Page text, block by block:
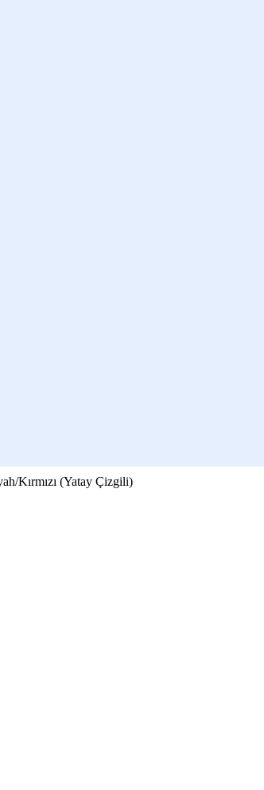
Kırmızı (Yatay Çizgili)